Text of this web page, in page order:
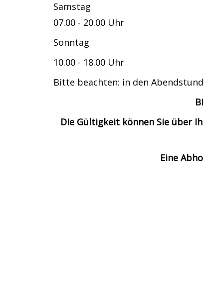
Samstag
07.00 - 20.00 Uhr
Sonntag
10.00 - 18.00 Uhr
Bitte beachten: in den
Die Gültigkeit können Sie über
Eine